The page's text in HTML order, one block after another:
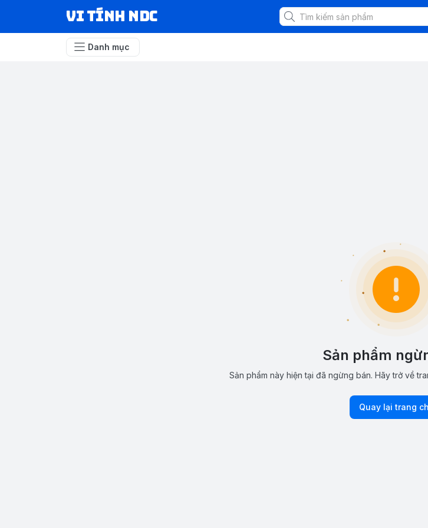
VI TÍNH NDC
Danh mục
Sản phẩm
Sản phẩm này hiện tại đã ngừng bán. Hãy trở về
Quay lại trang